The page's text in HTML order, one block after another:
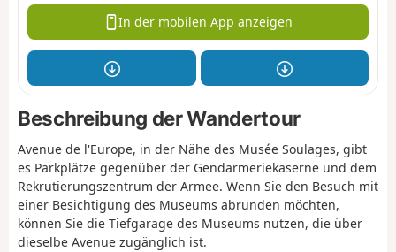
In der mobilen App anzeigen
Beschreibung der Wandertour
Avenue de l'Europe, in der Nähe des Musée Soulages, gibt
es Parkplätze gegenüber der Gendarmeriekaserne und dem
Rekrutierungszentrum der Armee. Wenn Sie den Besuch mit
einer Besichtigung des Museums abrunden möchten,
können Sie die Tiefgarage des Museums nutzen, die über
dieselbe Avenue zugänglich ist.